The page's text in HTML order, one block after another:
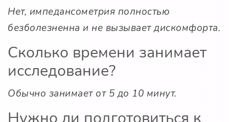
Нет, импедансометрия полностью
безболезненна и не вызывает дискомфорта.
Сколько времени занимает
исследование?
Обычно занимает от 5 до 10 минут.